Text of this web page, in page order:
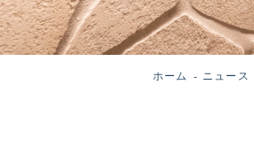
ホーム ニュース